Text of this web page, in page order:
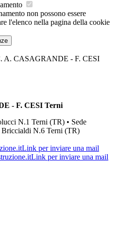
non possono essere
l'elenco nella pagina della cookie
A. CASAGRANDE - F. CESI
- F. CESI Terni
N.1 Terni (TR) • Sede
Briccialdi N.6 Terni (TR)
Link per inviare una mail
Link per inviare una mail